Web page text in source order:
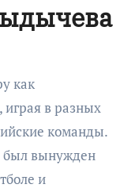
как
в разных
команды.
был вынужден
и